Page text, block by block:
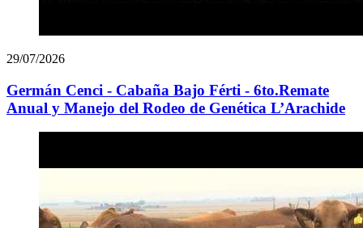
29/07/2026
Germán Cenci - Cabaña Bajo Férti - 6to.Remate
Anual y Manejo del Rodeo de Genética L’Arachide